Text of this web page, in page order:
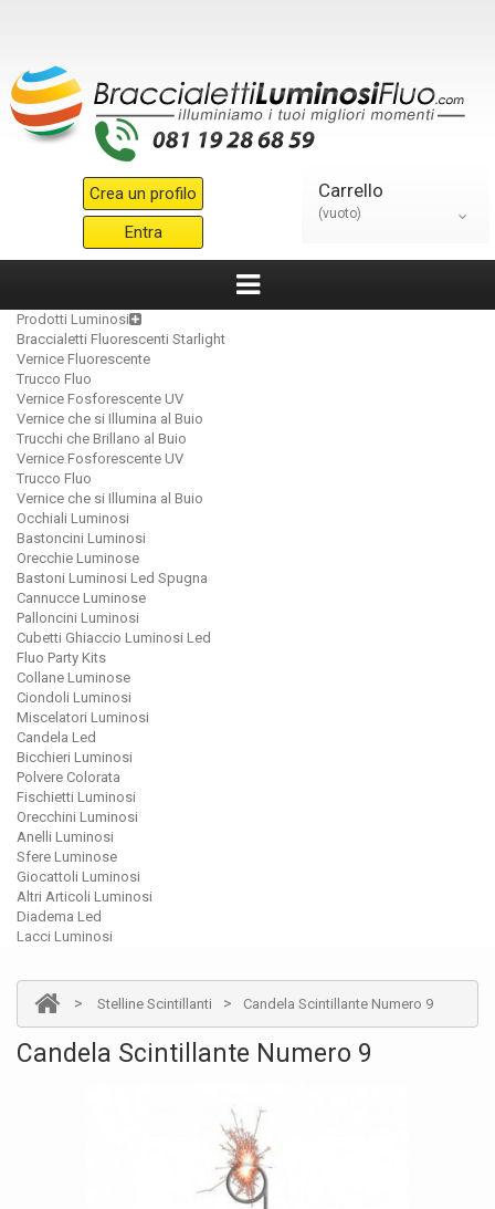
Crea un profilo
Entra
Carrello
(vuoto)
Prodotti Luminosi
Braccialetti Fluorescenti Starlight
Vernice Fluorescente
Trucco Fluo
Vernice Fosforescente UV
Vernice che si Illumina al Buio
Trucchi che Brillano al Buio
Vernice Fosforescente UV
Trucco Fluo
Vernice che si Illumina al Buio
Occhiali Luminosi
Bastoncini Luminosi
Orecchie Luminose
Bastoni Luminosi Led Spugna
Cannucce Luminose
Palloncini Luminosi
Cubetti Ghiaccio Luminosi Led
Fluo Party Kits
Collane Luminose
Ciondoli Luminosi
Miscelatori Luminosi
Candela Led
Bicchieri Luminosi
Polvere Colorata
Fischietti Luminosi
Orecchini Luminosi
Anelli Luminosi
Sfere Luminose
Giocattoli Luminosi
Altri Articoli Luminosi
Diadema Led
Lacci Luminosi
> Stelline Scintillanti > Candela Scintillante Numero 9
Candela Scintillante Numero 9